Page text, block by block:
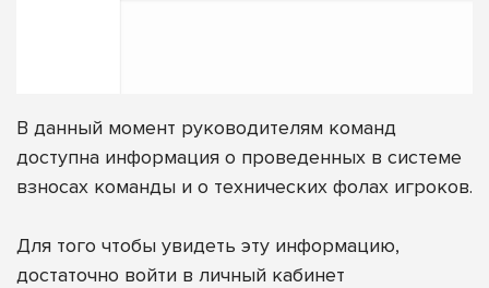
В данный момент руководителям команд
доступна информация о проведенных в системе
взносах команды и о технических фолах игроков.
Для того чтобы увидеть эту информацию,
достаточно войти в личный кабинет